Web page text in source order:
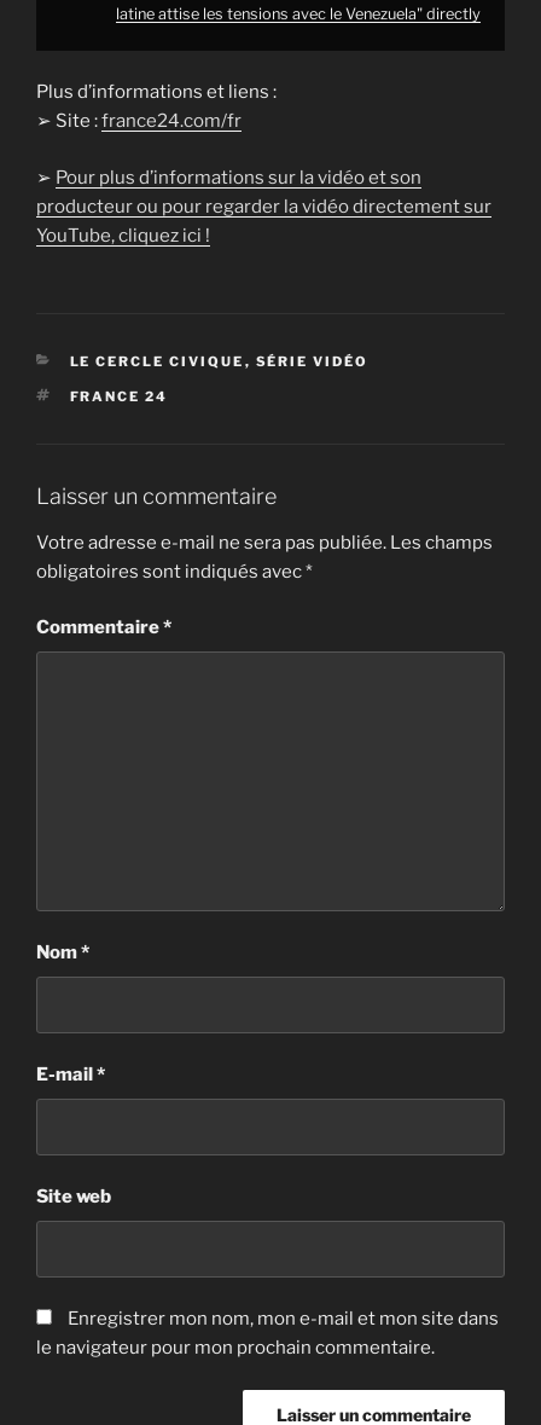
latine attise les tensions avec le Venezuela" directly
Plus d’informations et liens :
➢ Site :france24.com/fr
➢ Pour plus d’informations sur la vidéo et son
producteur ou pour regarder la vidéo directement sur
YouTube, cliquez ici !
CATÉGORIES
LE CERCLE CIVIQUE , SÉRIE VIDÉO
ÉTIQUETTES
FRANCE 24
Laisser un commentaire
Votre adresse e-mail ne sera pas publiée. Les champs
obligatoires sont indiqués avec*
Commentaire*
Nom*
E-mail*
Site web
Enregistrer mon nom, mon e-mail et mon site dans
le navigateur pour mon prochain commentaire.